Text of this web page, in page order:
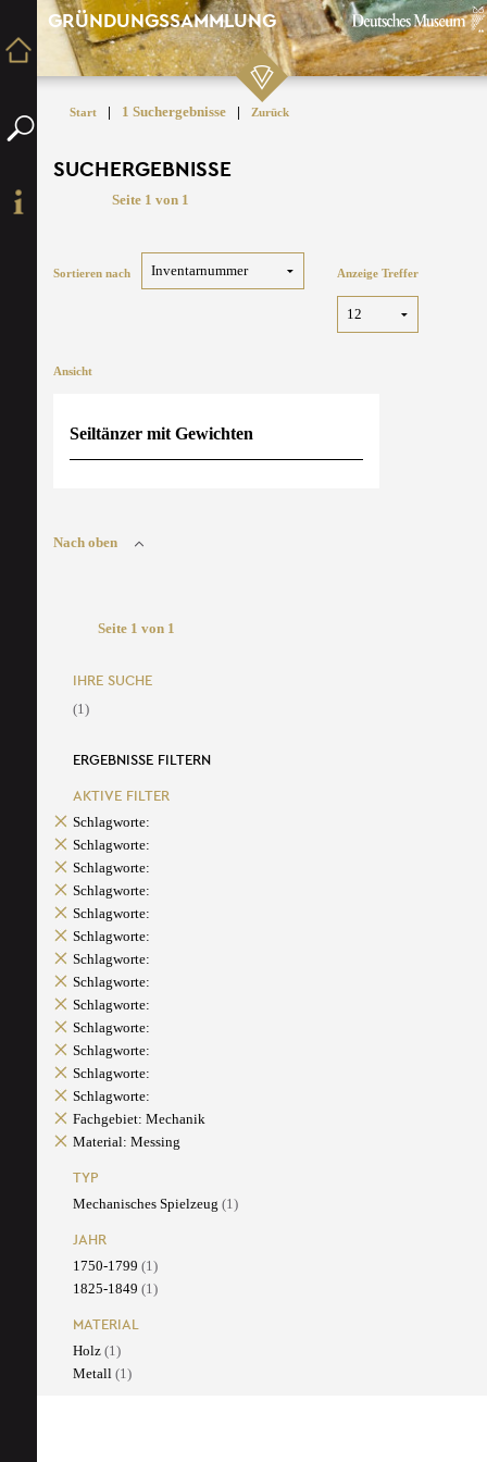
GRÜNDUNGSSAMMLUNG
Start | 1 Suchergebnisse | Zurück
SUCHERGEBNISSE
Seite 1 von 1
Sortieren nach Anzeige Treffer
Ansicht
Seiltänzer mit Gewichten
Nach oben
Seite 1 von 1
IHRE SUCHE
(1)
ERGEBNISSE FILTERN
AKTIVE FILTER
Schlagworte:
Schlagworte:
Schlagworte:
Schlagworte:
Schlagworte:
Schlagworte:
Schlagworte:
Schlagworte:
Schlagworte:
Schlagworte:
Schlagworte:
Schlagworte:
Schlagworte:
Fachgebiet: Mechanik
Material: Messing
TYP
Mechanisches Spielzeug (1)
JAHR
1750-1799 (1)
1825-1849 (1)
MATERIAL
Holz (1)
Metall (1)